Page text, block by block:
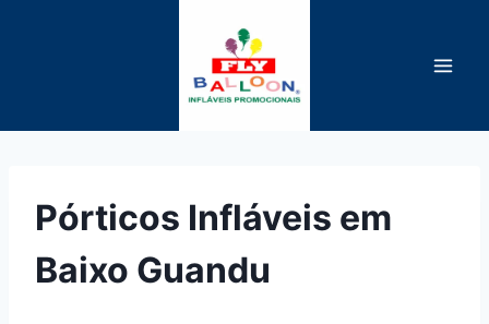
Pórticos Infláveis em
Baixo Guandu